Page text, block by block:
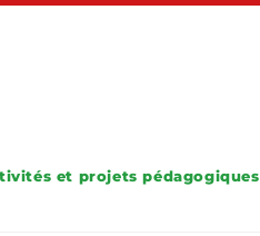
et projets pédagogiques